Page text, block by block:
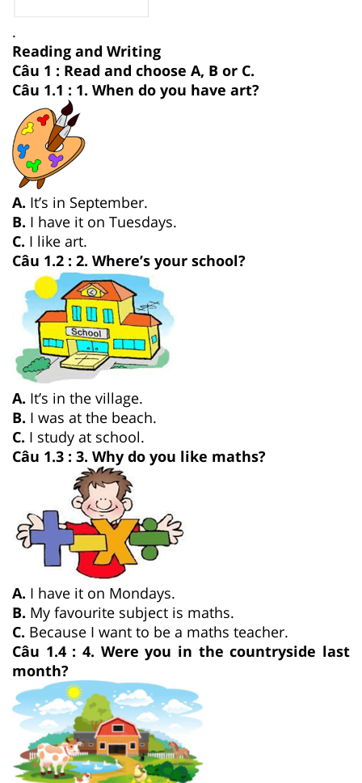
.
Reading and Writing
Câu 1 : Read and choose A, B or C.
Câu 1.1 : 1. When do you have art?
A. It’s in September.
B. I have it on Tuesdays.
C. I like art.
Câu 1.2 : 2. Where’s your school?
A. It’s in the village.
B. I was at the beach.
C. I study at school.
Câu 1.3 : 3. Why do you like maths?
A. I have it on Mondays.
B. My favourite subject is maths.
C. Because I want to be a maths teacher.
Câu 1.4 : 4. Were you in the countryside last
month?